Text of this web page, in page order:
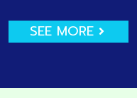
SEE MORE